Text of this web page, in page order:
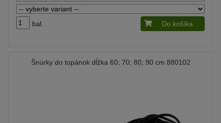
bal. Do košíka
Šnúrky do topánok dĺžka 60; 70; 80; 90 cm 880102